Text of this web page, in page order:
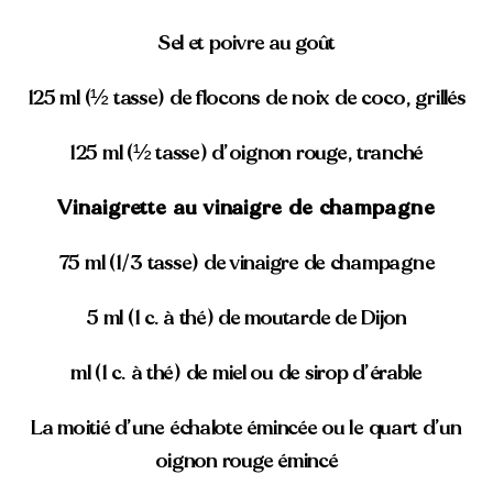
Sel et poivre au goût
125 ml (½ tasse) de flocons de noix de coco, grillés
125 ml (½ tasse) d’oignon rouge, tranché
Vinaigrette au vinaigre de champagne
75 ml (1/3 tasse) de vinaigre de champagne
5 ml (1 c. à thé) de moutarde de Dijon
ml (1 c. à thé) de miel ou de sirop d’érable
La moitié d’une échalote émincée ou le quart d’un
oignon rouge émincé